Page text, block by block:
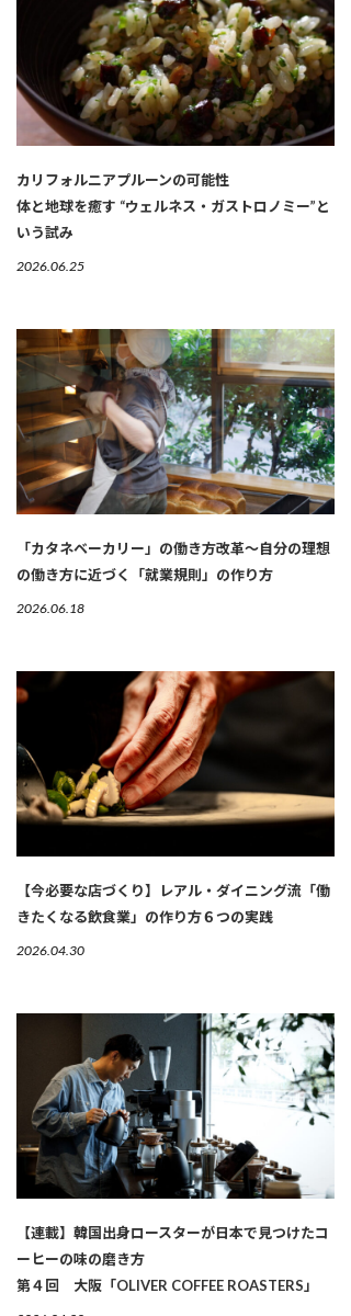
カリフォルニアプルーンの可能性
体と地球を癒す “ウェルネス・ガストロノミー”と
いう試み
2026.06.25
「カタネベーカリー」の働き方改革～自分の理想
の働き方に近づく「就業規則」の作り方
2026.06.18
【今必要な店づくり】レアル・ダイニング流「働
きたくなる飲食業」の作り方６つの実践
2026.04.30
【連載】韓国出身ロースターが日本で見つけたコ
ーヒーの味の磨き方
第４回 大阪「OLIVER COFFEE ROASTERS」